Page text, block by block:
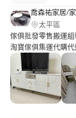
喬森祐家居/
太平區
傢俱批發零售搬運
淘寶傢俱集運代購
區：桃竹苗、彰中
談 請提供產品照片